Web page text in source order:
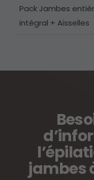
Pack Jambes
intégral + Aisselles
jambes